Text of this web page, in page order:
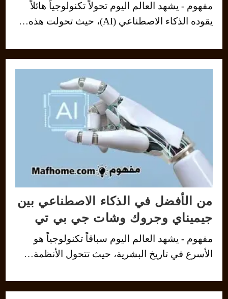
مفهوم - يشهد العالم اليوم تحولاً تكنولوجياً هائلاً
يقوده الذكاء الاصطناعي (AI)، حيث تحولت هذه…
من الأفضل في الذكاء الاصطناعي بين
جيميناي وجروك وشات جي بي تي
مفهوم - يشهد العالم اليوم سباقاً تكنولوجياً هو
الأسرع في تاريخ البشرية، حيث تتحول الأنظمة…